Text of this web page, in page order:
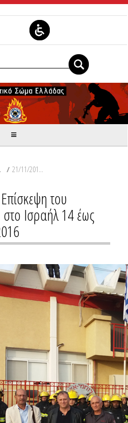
/ 21/11/2016, Επίσκεψη του Αρχηγού Π.Σ. στο Ισραήλ 14 έως 17 Νοεμβρίου 2016
του
Ισραήλ 14 έως